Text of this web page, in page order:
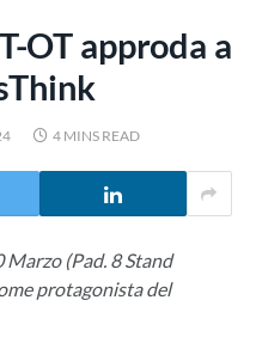
OT approda a
4 MINS READ
Marzo (Pad. 8 Stand
protagonista del